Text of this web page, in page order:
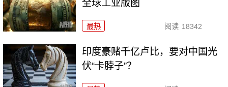
全球工业版图
最热 阅读 18342
印度豪赌千亿卢比，要对中国光
伏“卡脖子”？